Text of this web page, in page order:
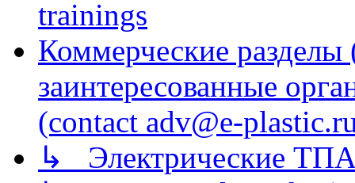
trainings
Коммерческие
заинтересованные
(contact adv@e-
↳ Электрические